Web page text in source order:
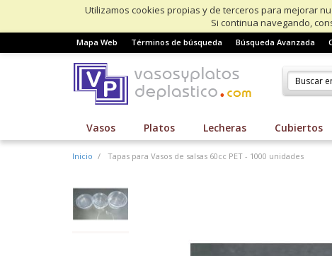
Utilizamos cookies propias y de terceros para mejorar
Si continua navegando,
Mapa Web Términos de búsqueda Búsqueda Avanzada
Vasos Platos Lecheras Cubiertos
Inicio Tapas para Vasos de salsas 60cc PET - 1000 unidades